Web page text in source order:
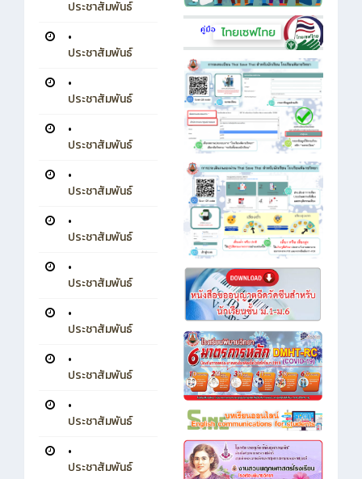
ประชาสัมพันธ์
•
ประชาสัมพันธ์
•
ประชาสัมพันธ์
•
ประชาสัมพันธ์
•
ประชาสัมพันธ์
•
ประชาสัมพันธ์
•
ประชาสัมพันธ์
•
ประชาสัมพันธ์
•
ประชาสัมพันธ์
•
ประชาสัมพันธ์
•
ประชาสัมพันธ์